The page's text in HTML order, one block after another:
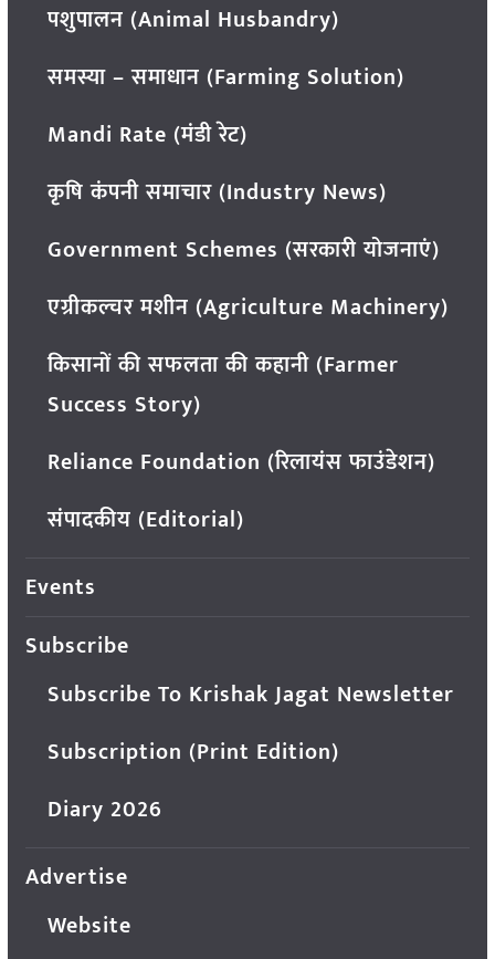
पशुपालन (Animal Husbandry)
समस्या – समाधान (Farming Solution)
Mandi Rate (मंडी रेट)
कृषि कंपनी समाचार (Industry News)
Government Schemes (सरकारी योजनाएं)
एग्रीकल्चर मशीन (Agriculture Machinery)
किसानों की सफलता की कहानी (Farmer
Success Story)
Reliance Foundation (रिलायंस फाउंडेशन)
संपादकीय (Editorial)
Events
Subscribe
Subscribe To Krishak Jagat Newsletter
Subscription (Print Edition)
Diary 2026
Advertise
Website